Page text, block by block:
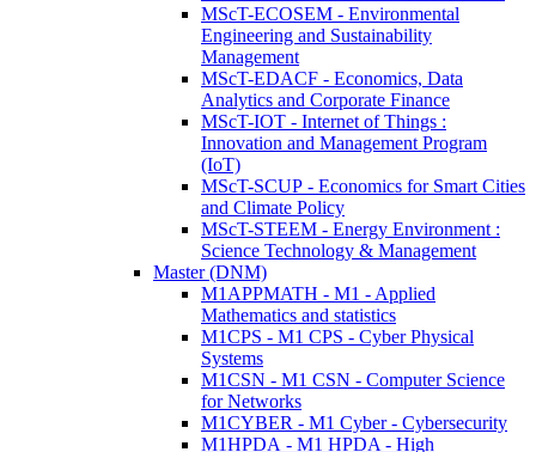
MScT-ECOSEM - Environmental
Engineering and Sustainability
Management
MScT-EDACF - Economics, Data
Analytics and Corporate Finance
MScT-IOT - Internet of Things :
Innovation and Management Program
(IoT)
MScT-SCUP - Economics for Smart Cities
and Climate Policy
MScT-STEEM - Energy Environment :
Science Technology & Management
Master (DNM)
M1APPMATH - M1 - Applied
Mathematics and statistics
M1CPS - M1 CPS - Cyber Physical
Systems
M1CSN - M1 CSN - Computer Science
for Networks
M1CYBER - M1 Cyber - Cybersecurity
M1HPDA - M1 HPDA - High